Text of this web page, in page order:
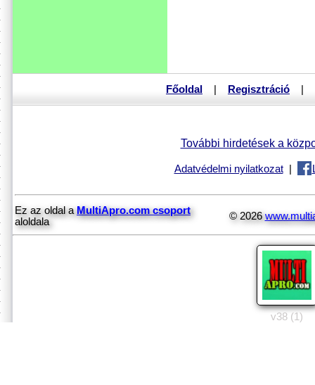
Főoldal Regisztráció
További hirdetések a
Adatvédelmi nyilatkozat|
Ez az oldal aMultiApro.com csoport
aloldala
© 2026
v38 (1)